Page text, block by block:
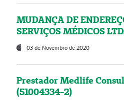
MUDANÇA DE
SERVIÇOS MÉDICOS
03 de Novembro de 2020
Prestador Medlife
(51004334-2)